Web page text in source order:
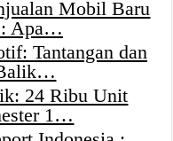
Mobil Baru
: Apa…
Tantangan dan
24 Ribu Unit
1…